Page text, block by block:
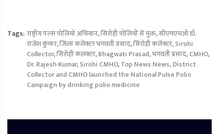
Tags: राष्ट्रीय पल्स पोलियो अभियान,सिरोही पोलियों से मुक्त,सीएमएचओ डॉ.
राजेश कुमार,जिला कलेक्टर भगवती प्रसाद,सिरोही कलेक्टर,Sirohi
Collector,सिरोही कलक्टर,Bhagwati Prasad,भगवती प्रसाद,CMHO,
Dr. Rajesh Kumar,Sirohi CMHO,Top News News,District
Collector and CMHO launched the National Pulse Polio
Campaign by drinking polio medicine